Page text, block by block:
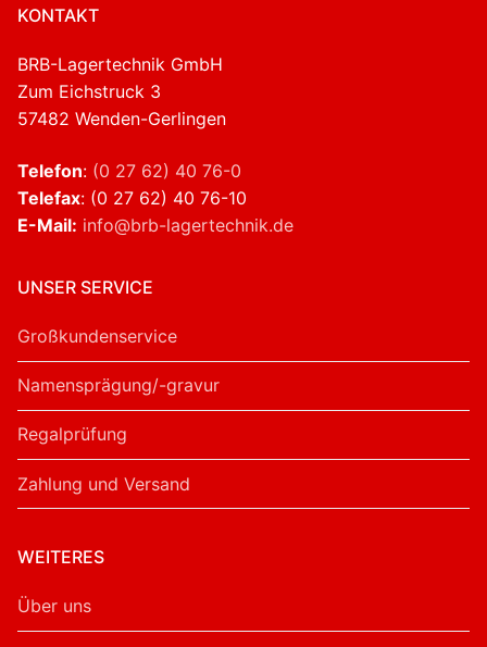
KONTAKT
BRB-Lagertechnik GmbH
Zum Eichstruck 3
57482 Wenden-Gerlingen
Telefon: (0 27 62) 40 76-0
Telefax: (0 27 62) 40 76-10
E-Mail: info@brb-lagertechnik.de
UNSER SERVICE
Großkundenservice
Namensprägung/-gravur
Regalprüfung
Zahlung und Versand
WEITERES
Über uns